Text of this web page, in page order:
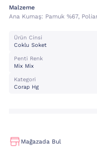
Malzeme
Ana Kumaş: Pamuk %67,
Ürün Cinsi
Coklu Soket
Penti Renk
Mix Mix
Kategori
Corap Hg
Mağazada Bul